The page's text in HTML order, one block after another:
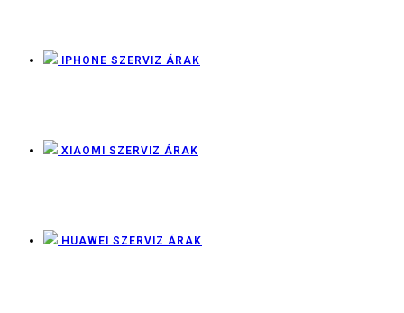
IPHONE SZERVIZ ÁRAK
XIAOMI SZERVIZ ÁRAK
HUAWEI SZERVIZ ÁRAK